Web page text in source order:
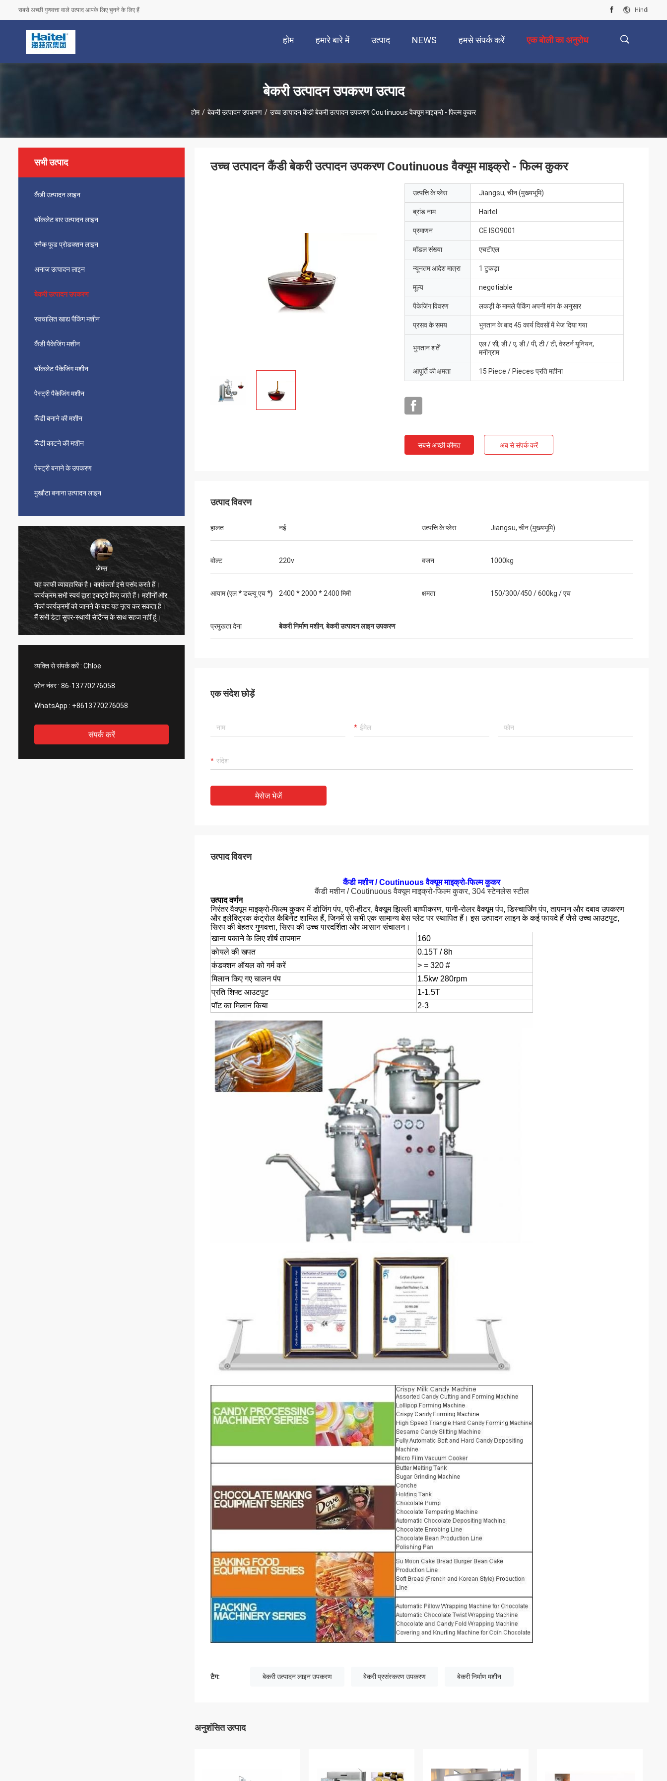
सबसे अच्छी गुणवत्ता वाले उत्पाद आपके लिए चुनने के लिए हैं Hindi
होम हमारे बारे में उत्पाद NEWS हमसे संपर्क करें एक बोली का अनुरोध
बेकरी उत्पादन उपकरण उत्पाद
होम / बेकरी उत्पादन उपकरण / उच्च उत्पादन कैंडी बेकरी उत्पादन उपकरण Coutinuous वैक्यूम माइक्रो - फिल्म कुकर
सभी उत्पाद
कैंडी उत्पादन लाइन
चॉकलेट बार उत्पादन लाइन
स्नैक फूड प्रोडक्शन लाइन
अनाज उत्पादन लाइन
बेकरी उत्पादन उपकरण
स्वचालित खाद्य पैकिंग मशीन
कैंडी पैकेजिंग मशीन
चॉकलेट पैकेजिंग मशीन
पेस्ट्री पैकेजिंग मशीन
कैंडी बनाने की मशीन
कैंडी काटने की मशीन
पेस्ट्री बनाने के उपकरण
मुखौटा बनाना उत्पादन लाइन
जेम्स
यह काफी व्यावहारिक है। कार्यकर्ता इसे पसंद करते हैं।
कार्यक्रम सभी स्वयं द्वारा इकट्ठे किए जाते हैं। मशीनों और
नेकां कार्यक्रमों को जानने के बाद यह नृत्य कर सकता है।
मैं सभी डेटा सुपर-स्थायी सेटिंग्स के साथ सहज नहीं हूं।
भी बहुत तेज है, बहुत सारी मशीनों का चयन करें, इसे देखें,
बहुत संतुष्ट हैं, पैकेजिंग बहुत कठिन है, सख्त है, विक्रेताओं
तेज है, भौतिक और विक्रेता का विवरण एक-से-एक,
विक्रेता की विचारशील सेवा के लिए बहुत आभारी। विवेक
मशीनरी बहुत अच्छी है, एक साल की वारंटी, जीवन भर
सेवा। मशीन अच्छी गुणवत्ता की है।
व्यक्ति से संपर्क करें : Chloe
फ़ोन नंबर : 86-13770276058
WhatsApp : +8613770276058
संपर्क करें
उच्च उत्पादन कैंडी बेकरी उत्पादन उपकरण Coutinuous वैक्यूम माइक्रो - फिल्म कुकर
उत्पत्ति के प्लेस Jiangsu, चीन (मुख्यभूमि)
ब्रांड नाम Haitel
प्रमाणन CE ISO9001
मॉडल संख्या एचटीएल
न्यूनतम आदेश मात्रा 1 टुकड़ा
मूल्य negotiable
पैकेजिंग विवरण लकड़ी के मामले पैकिंग अपनी मांग के अनुसार
प्रसव के समय भुगतान के बाद 45 कार्य दिवसों में भेज दिया गया
भुगतान शर्तें
एल / सी, डी / ए, डी / पी, टी / टी, वेस्टर्न यूनियन,
मनीग्राम
आपूर्ति की क्षमता 15 Piece / Pieces प्रति महीना
सबसे अच्छी कीमत अब से संपर्क करें
उत्पाद विवरण
हालत नई उत्पत्ति के प्लेस Jiangsu, चीन (मुख्यभूमि)
वोल्ट 220v वजन 1000kg
आयाम (एल * डब्ल्यू एच *) 2400 * 2000 * 2400 मिमी क्षमता 150/300/450 / 600kg / एच
प्रमुखता देना बेकरी निर्माण मशीन,बेकरी उत्पादन लाइन उपकरण
एक संदेश छोड़ें
मेसेज भेजें
उत्पाद विवरण
कैंडी मशीन / Coutinuous वैक्यूम माइक्रो-फिल्म कुकर
कैंडी मशीन / Coutinuous वैक्यूम माइक्रो-फिल्म कुकर, 304 स्टेनलेस स्टील
उत्पाद वर्णन
निरंतर वैक्यूम माइक्रो-फिल्म कुकर में डोजिंग पंप, प्री-हीटर, वैक्यूम झिल्ली बाष्पीकरण, पानी-रोलर वैक्यूम पंप, डिस्चार्जिंग पंप, तापमान और दबाव उपकरण
और इलेक्ट्रिक कंट्रोल कैबिनेट शामिल हैं, जिनमें से सभी एक सामान्य बेस प्लेट पर स्थापित हैं। इस उत्पादन लाइन के कई फायदे हैं जैसे उच्च आउटपुट,
सिरप की बेहतर गुणवत्ता, सिरप की उच्च पारदर्शिता और आसान संचालन।
खाना पकाने के लिए शीर्ष तापमान
160
कोयले की खपत
0.15T / 8h
कंडक्शन ऑयल को गर्म करें
> = 320 #
मिलान किए गए चालन पंप
1.5kw 280rpm
प्रति शिफ्ट आउटपुट
1-1.5T
पॉट का मिलान किया
2-3
टैग: बेकरी उत्पादन लाइन उपकरण बेकरी प्रसंस्करण उपकरण बेकरी निर्माण मशीन
अनुशंसित उत्पाद